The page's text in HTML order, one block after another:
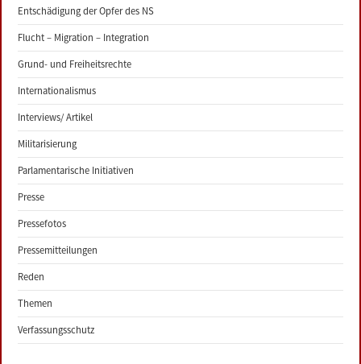
Entschädigung der Opfer des NS
Flucht – Migration – Integration
Grund- und Freiheitsrechte
Internationalismus
Interviews/ Artikel
Militarisierung
Parlamentarische Initiativen
Presse
Pressefotos
Pressemitteilungen
Reden
Themen
Verfassungsschutz